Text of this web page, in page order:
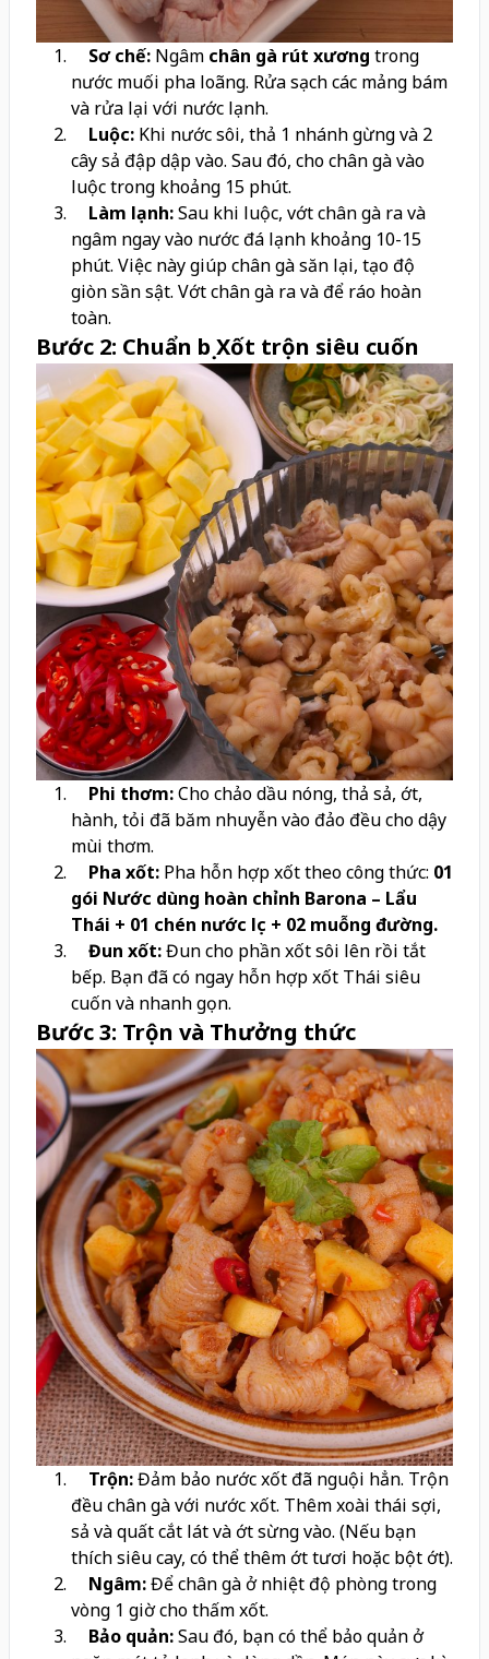
Sơ chế: Ngâm chân gà rút xương trong
nước muối pha loãng. Rửa sạch các mảng bám
và rửa lại với nước lạnh.
Luộc: Khi nước sôi, thả 1 nhánh gừng và 2
cây sả đập dập vào. Sau đó, cho chân gà vào
luộc trong khoảng 15 phút.
Làm lạnh:Sau khi luộc, vớt chân gà ra và
ngâm ngay vào nước đá lạnh khoảng 10-15
phút. Việc này giúp chân gà săn lại, tạo độ
giòn sần sật. Vớt chân gà ra và để ráo hoàn
toàn.
Bước 2: Chuẩn bị Xốt trộn siêu cuốn
Phi thơm:Cho chảo dầu nóng, thả sả, ớt,
hành, tỏi đã băm nhuyễn vào đảo đều cho dậy
mùi thơm.
Pha xốt: Pha hỗn hợp xốt theo công thức: 01
gói Nước dùng hoàn chỉnh Barona – Lẩu
Thái + 01 chén nước lọc + 02 muỗng đường.
Đun xốt:Đun cho phần xốt sôi lên rồi tắt
bếp. Bạn đã có ngay hỗn hợp xốt Thái siêu
cuốn và nhanh gọn.
Bước 3: Trộn và Thưởng thức
Trộn:Đảm bảo nước xốt đã nguội hẳn. Trộn
đều chân gà với nước xốt. Thêm xoài thái sợi,
sả và quất cắt lát và ớt sừng vào. (Nếu bạn
thích siêu cay, có thể thêm ớt tươi hoặc bột ớt).
Ngâm:Để chân gà ở nhiệt độ phòng trong
vòng 1 giờ cho thấm xốt.
Bảo quản:Sau đó, bạn có thể bảo quản ở